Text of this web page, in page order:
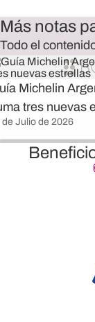
Más notas
Todo el
Michelin
tres nuevas
de Julio de 2026